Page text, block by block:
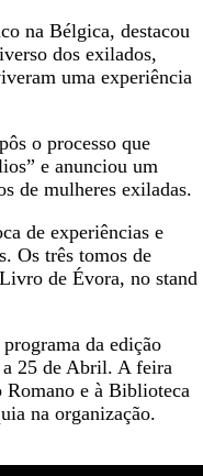
na Bélgica, destacou
dos exilados,
uma experiência
o processo que
e anunciou um
de mulheres exiladas.
de experiências e
Os três tomos de
de Évora, no stand
da edição
a 25 de Abril. A feira
e à Biblioteca
na organização.